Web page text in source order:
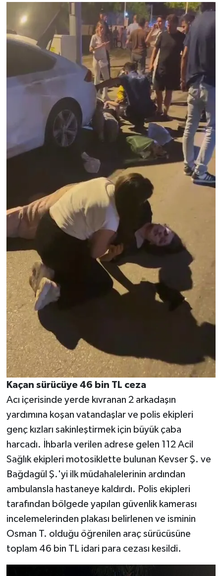
Kaçan sürücüye 46 bin TL ceza
Acı içerisinde yerde kıvranan 2 arkadaşın
yardımına koşan vatandaşlar ve polis ekipleri
genç kızları sakinleştirmek için büyük çaba
harcadı. İhbarla verilen adrese gelen 112 Acil
Sağlık ekipleri motosiklette bulunan Kevser Ş. ve
Bağdagül Ş.'yi ilk müdahalelerinin ardından
ambulansla hastaneye kaldırdı. Polis ekipleri
tarafından bölgede yapılan güvenlik kamerası
incelemelerinden plakası belirlenen ve isminin
Osman T. olduğu öğrenilen araç sürücüsüne
toplam 46 bin TL idari para cezası kesildi.